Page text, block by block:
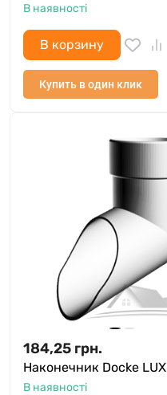
В наявності
В корзину
Купить в один клик
184,25 грн.
Наконечник Docke LUX
В наявності